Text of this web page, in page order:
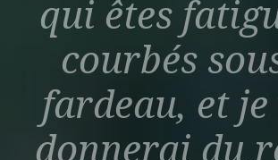
qui êtes
courbés
fardeau, et je
donnerai du